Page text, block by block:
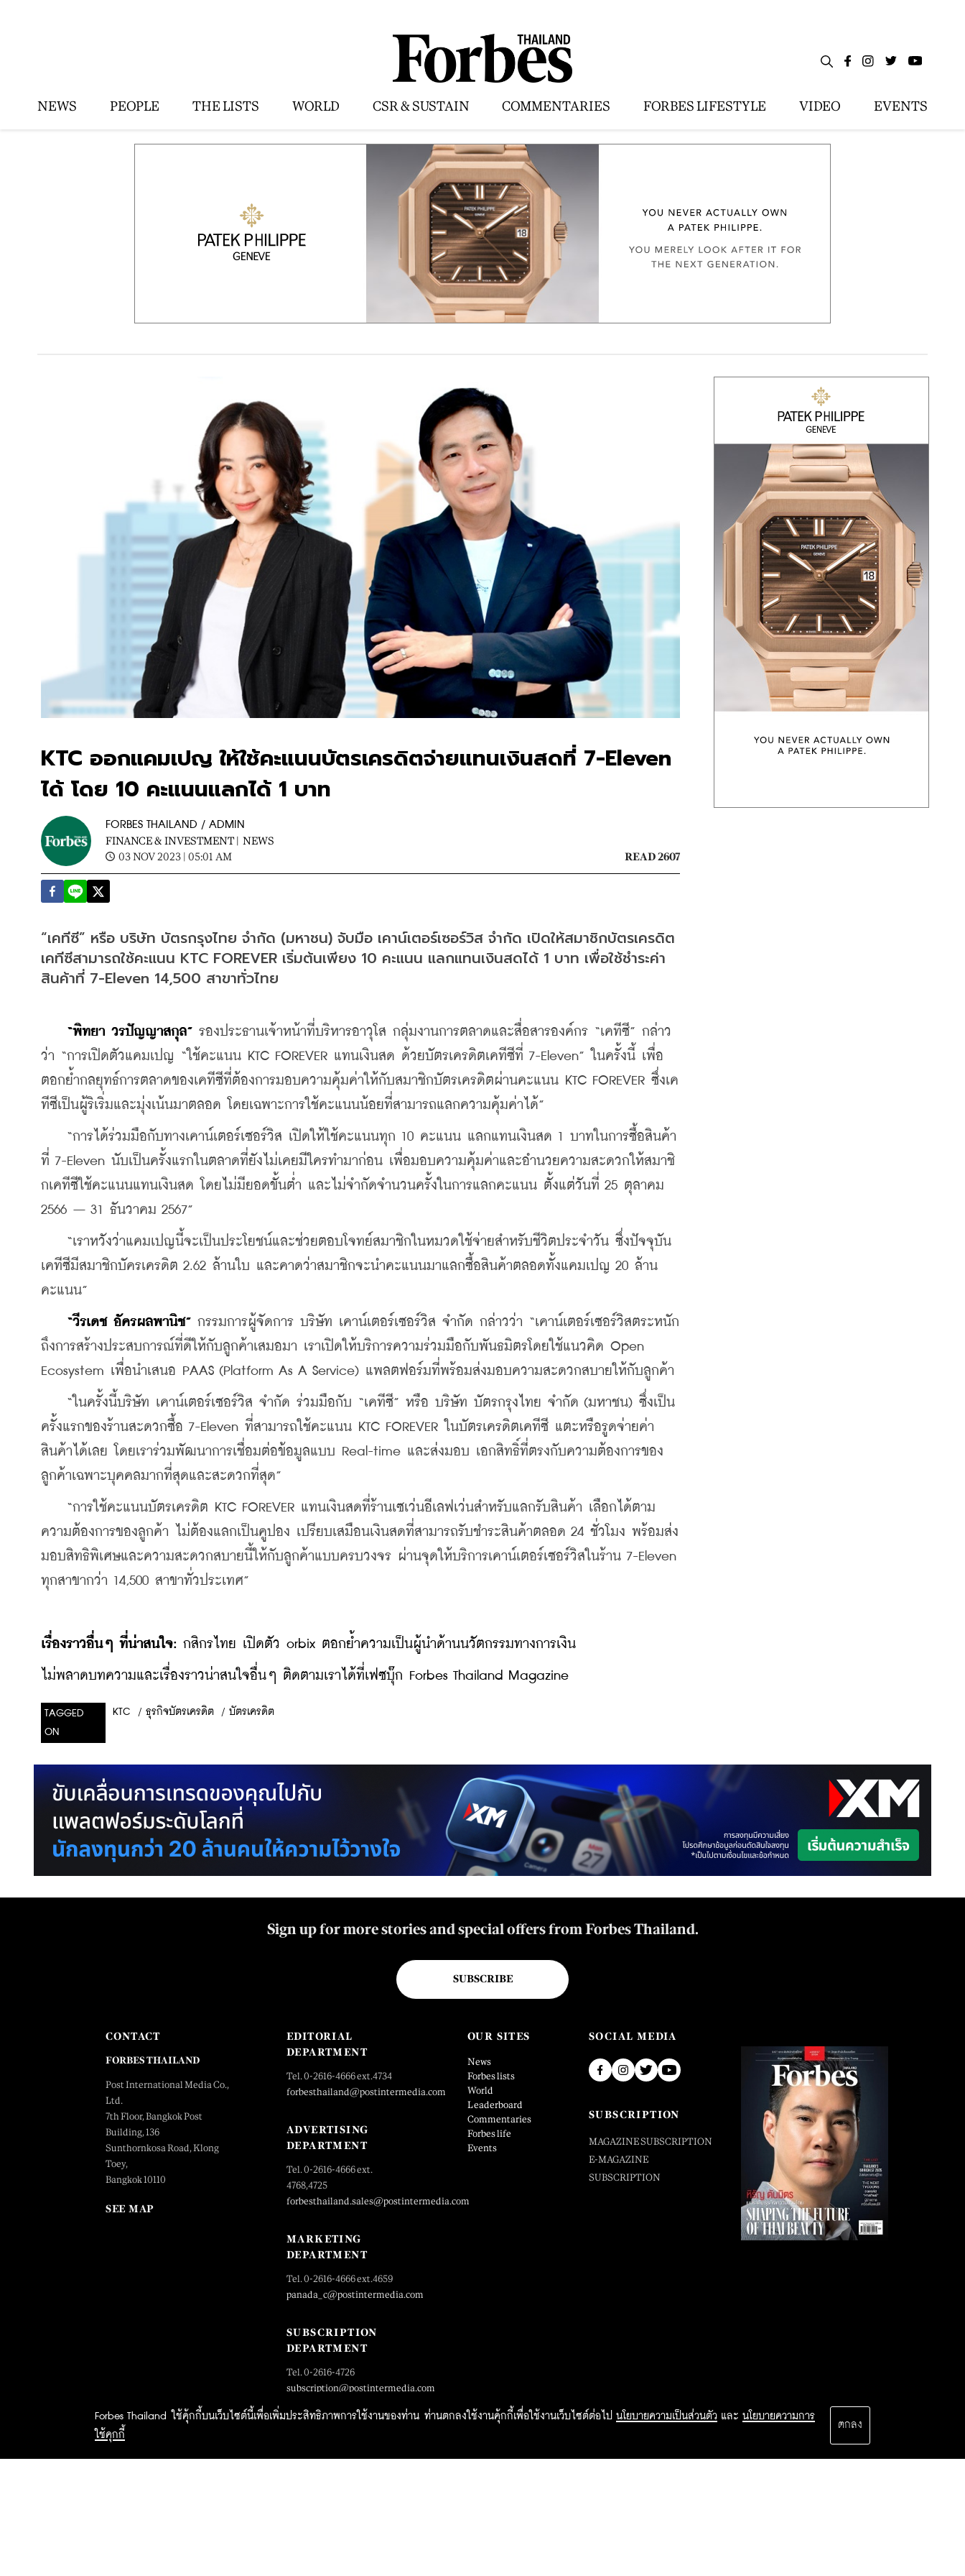
NEWS PEOPLE THE LISTS WORLD CSR & SUSTAIN COMMENTARIES FORBES LIFESTYLE VIDEO EVENTS
KTC ออกแคมเปญ ให้ใช้คะแนนบัตรเครดิตจ่ายแทนเงินสดที่ 7-Eleven
ได้ โดย 10 คะแนนแลกได้ 1 บาท
FORBES THAILAND / ADMIN
FINANCE & INVESTMENT | NEWS
03 NOV 2023 | 05:01 AM
READ 2607
“เคทีซี” หรือ บริษัท บัตรกรุงไทย จำกัด (มหาชน) จับมือ เคาน์เตอร์เซอร์วิส จำกัด เปิดให้สมาชิกบัตรเครดิต
เคทีซีสามารถใช้คะแนน KTC FOREVER เริ่มต้นเพียง 10 คะแนน แลกแทนเงินสดได้ 1 บาท เพื่อใช้ชำระค่า
สินค้าที่ 7-Eleven 14,500 สาขาทั่วไทย
“พิทยา วรปัญญาสกุล” รองประธานเจ้าหน้าที่บริหารอาวุโส กลุ่มงานการตลาดและสื่อสารองค์กร “เคทีซี” กล่าว
ว่า “การเปิดตัวแคมเปญ “ใช้คะแนน KTC FOREVER แทนเงินสด ด้วยบัตรเครดิตเคทีซีที่ 7-Eleven” ในครั้งนี้ เพื่อ
ตอกย้ำกลยุทธ์การตลาดของเคทีซีที่ต้องการมอบความคุ้มค่าให้กับสมาชิกบัตรเครดิตผ่านคะแนน KTC FOREVER ซึ่งเค
ทีซีเป็นผู้ริเริ่มและมุ่งเน้นมาตลอด โดยเฉพาะการใช้คะแนนน้อยที่สามารถแลกความคุ้มค่าได้”
“การได้ร่วมมือกับทางเคาน์เตอร์เซอร์วิส เปิดให้ใช้คะแนนทุก 10 คะแนน แลกแทนเงินสด 1 บาทในการซื้อสินค้า
ที่ 7-Eleven นับเป็นครั้งแรกในตลาดที่ยังไม่เคยมีใครทำมาก่อน เพื่อมอบความคุ้มค่าและอำนวยความสะดวกให้สมาชิ
กเคทีซีใช้คะแนนแทนเงินสด โดยไม่มียอดขั้นต่ำ และไม่จำกัดจำนวนครั้งในการแลกคะแนน ตั้งแต่วันที่ 25 ตุลาคม
2566 – 31 ธันวาคม 2567”
“เราหวังว่าแคมเปญนี้จะเป็นประโยชน์และช่วยตอบโจทย์สมาชิกในหมวดใช้จ่ายสำหรับชีวิตประจำวัน ซึ่งปัจจุบัน
เคทีซีมีสมาชิกบัครเครดิต 2.62 ล้านใบ และคาดว่าสมาชิกจะนำคะแนนมาแลกซื้อสินค้าตลอดทั้งแคมเปญ 20 ล้าน
คะแนน”
“วีรเดช อัครผลพานิช” กรรมการผู้จัดการ บริษัท เคาน์เตอร์เซอร์วิส จำกัด กล่าวว่า “เคาน์เตอร์เซอร์วิสตระหนัก
ถึงการสร้างประสบการณ์ที่ดีให้กับลูกค้าเสมอมา เราเปิดให้บริการความร่วมมือกับพันธมิตรโดยใช้แนวคิด Open
Ecosystem เพื่อนำเสนอ PAAS (Platform As A Service) แพลตฟอร์มที่พร้อมส่งมอบความสะดวกสบายให้กับลูกค้า
“ในครั้งนี้บริษัท เคาน์เตอร์เซอร์วิส จำกัด ร่วมมือกับ “เคทีซี” หรือ บริษัท บัตรกรุงไทย จำกัด (มหาชน) ซึ่งเป็น
ครั้งแรกของร้านสะดวกซื้อ 7-Eleven ที่สามารถใช้คะแนน KTC FOREVER ในบัตรเครดิตเคทีซี แตะหรือรูดจ่ายค่า
สินค้าได้เลย โดยเราร่วมพัฒนาการเชื่อมต่อข้อมูลแบบ Real-time และส่งมอบ เอกสิทธิ์ที่ตรงกับความต้องการของ
ลูกค้าเฉพาะบุคคลมากที่สุดและสะดวกที่สุด”
“การใช้คะแนนบัตรเครดิต KTC FOREVER แทนเงินสดที่ร้านเซเว่นอีเลฟเว่นสำหรับแลกรับสินค้า เลือกได้ตาม
ความต้องการของลูกค้า ไม่ต้องแลกเป็นคูปอง เปรียบเสมือนเงินสดที่สามารถรับชำระสินค้าตลอด 24 ชั่วโมง พร้อมส่ง
มอบสิทธิพิเศษและความสะดวกสบายนี้ให้กับลูกค้าแบบครบวงจร ผ่านจุดให้บริการเคาน์เตอร์เซอร์วิสในร้าน 7-Eleven
ทุกสาขากว่า 14,500 สาขาทั่วประเทศ”
เรื่องราวอื่นๆ ที่น่าสนใจ: กสิกรไทย เปิดตัว orbix ตอกย้ำความเป็นผู้นำด้านนวัตกรรมทางการเงิน
ไม่พลาดบทความและเรื่องราวน่าสนใจอื่นๆ ติดตามเราได้ที่เฟซบุ๊ก Forbes Thailand Magazine
TAGGED
ON
KTC / ธุรกิจบัตรเครดิต / บัตรเครดิต
Forbes Thailand ใช้คุ้กกี้บนเว็บไซต์นี้เพื่อเพิ่มประสิทธิภาพการใช้งานของท่าน ท่านตกลงใช้งานคุ้กกี้เพื่อใช้งานเว็บไซต์ต่อไป นโยบายความเป็นส่วนตัว และ นโยบายความการ
ใช้คุกกี้
ตกลง
Sign up for more stories and special offers from Forbes Thailand.
SUBSCRIBE
CONTACT
FORBES THAILAND
Post International Media Co.,
Ltd.
7th Floor, Bangkok Post
Building, 136
Sunthornkosa Road, Klong
Toey,
Bangkok 10110
SEE MAP
EDITORIAL
DEPARTMENT
Tel. 0-2616-4666 ext.4734
forbesthailand@postintermedia.com
ADVERTISING
DEPARTMENT
Tel. 0-2616-4666 ext.
4768,4725
forbesthailand.sales@postintermedia.com
MARKETING
DEPARTMENT
Tel. 0-2616-4666 ext.4659
panada_c@postintermedia.com
SUBSCRIPTION
DEPARTMENT
Tel. 0-2616-4726
subscription@postintermedia.com
OUR SITES
News
Forbes lists
World
Leaderboard
Commentaries
Forbes life
Events
SOCIAL MEDIA
SUBSCRIPTION
MAGAZINE SUBSCRIPTION
E-MAGAZINE
SUBSCRIPTION